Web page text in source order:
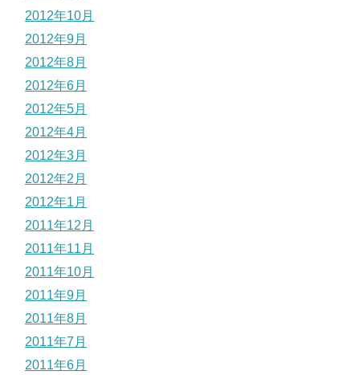
2012年10月
2012年9月
2012年8月
2012年6月
2012年5月
2012年4月
2012年3月
2012年2月
2012年1月
2011年12月
2011年11月
2011年10月
2011年9月
2011年8月
2011年7月
2011年6月